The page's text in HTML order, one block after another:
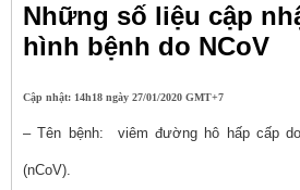
Những số liệu cập
hình bệnh do NCoV
Cập nhật: 14h18 ngày 27/01/2020 GMT+7
– Tên bệnh: viêm đường hô hấp cấp
(nCoV).